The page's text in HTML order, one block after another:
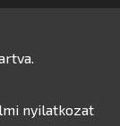
nyilatkozat